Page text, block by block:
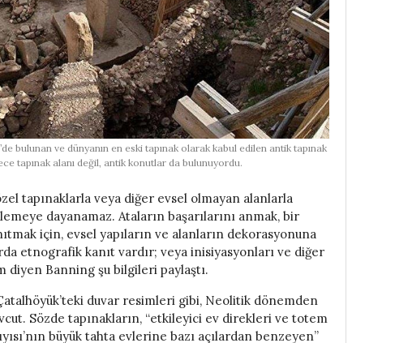
bulunan ve dünyanın en eski tapınak olarak kabul edilen antik tapınak
tapınak alanı değil, antik konutlar da bulunuyordu.
tapınaklarla veya diğer evsel olmayan alanlarla
dayanamaz. Ataların başarılarını anmak, bir
için, evsel yapıların ve alanların dekorasyonuna
etnografik kanıt vardır; veya inisiyasyonları ve diğer
Banning şu bilgileri paylaştı.
duvar resimleri gibi, Neolitik dönemden
Sözde tapınakların, “etkileyici ev direkleri ve totem
büyük tahta evlerine bazı açılardan benzeyen”